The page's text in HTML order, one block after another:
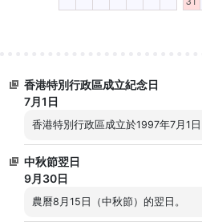
香港特別行政區成立紀念日
7月1日
香港特別行政區成立於1997年7月1日
中秋節翌日
9月30日
農曆8月15日（中秋節）的翌日。